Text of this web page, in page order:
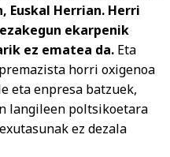
Euskal Herrian. Herri
ekarpenik
ez ematea da. Eta
horri oxigenoa
eta enpresa batzuek,
langileen poltsikoetara
ez dezala